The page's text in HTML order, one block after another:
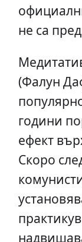
не са
(Фалун
години
ефект
Скоро